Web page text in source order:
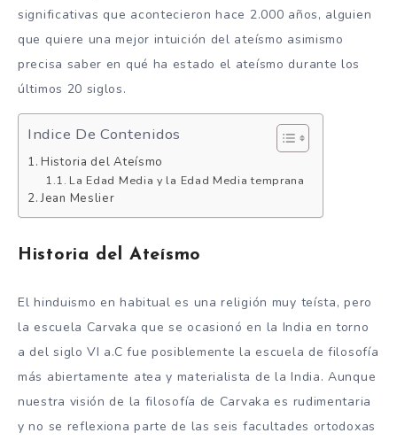
significativas que acontecieron hace 2.000 años, alguien
que quiere una mejor intuición del ateísmo asimismo
precisa saber en qué ha estado el ateísmo durante los
últimos 20 siglos.
Indice De Contenidos
Historia del Ateísmo
La Edad Media y la Edad Media temprana
Jean Meslier
Historia del Ateísmo
El hinduismo en habitual es una religión muy teísta, pero
la escuela Carvaka que se ocasionó en la India en torno
a del siglo VI a.C fue posiblemente la escuela de filosofía
más abiertamente atea y materialista de la India. Aunque
nuestra visión de la filosofía de Carvaka es rudimentaria
y no se reflexiona parte de las seis facultades ortodoxas